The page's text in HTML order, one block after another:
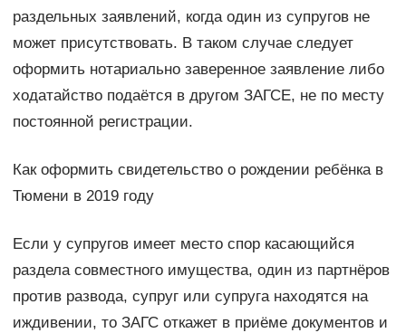
раздельных заявлений, когда один из супругов не
может присутствовать. В таком случае следует
оформить нотариально заверенное заявление либо
ходатайство подаётся в другом ЗАГСЕ, не по месту
постоянной регистрации.
Как оформить свидетельство о рождении ребёнка в
Тюмени в 2019 году
Если у супругов имеет место спор касающийся
раздела совместного имущества, один из партнёров
против развода, супруг или супруга находятся на
иждивении, то ЗАГС откажет в приёме документов и